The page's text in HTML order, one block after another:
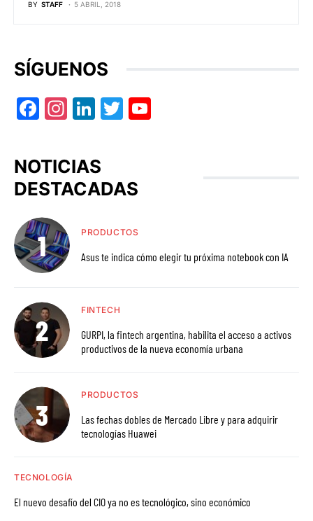
BY STAFF 5 ABRIL, 2018
SÍGUENOS
Facebook
Instagram
LinkedIn
Twitter
NOTICIAS
DESTACADAS
PRODUCTOS
Asus te indica cómo elegir tu próxima notebook con IA
FINTECH
GURPI, la fintech argentina, habilita el acceso a activos
productivos de la nueva economía urbana
PRODUCTOS
Las fechas dobles de Mercado Libre y para adquirir
tecnologías Huawei
TECNOLOGÍA
El nuevo desafío del CIO ya no es tecnológico, sino económico